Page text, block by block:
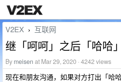
V2EX › 互联网
继「呵呵」之后「哈哈
By meisen at Mar 29, 2020 · 4242 views
现在和朋友沟通，如果对方打出「哈